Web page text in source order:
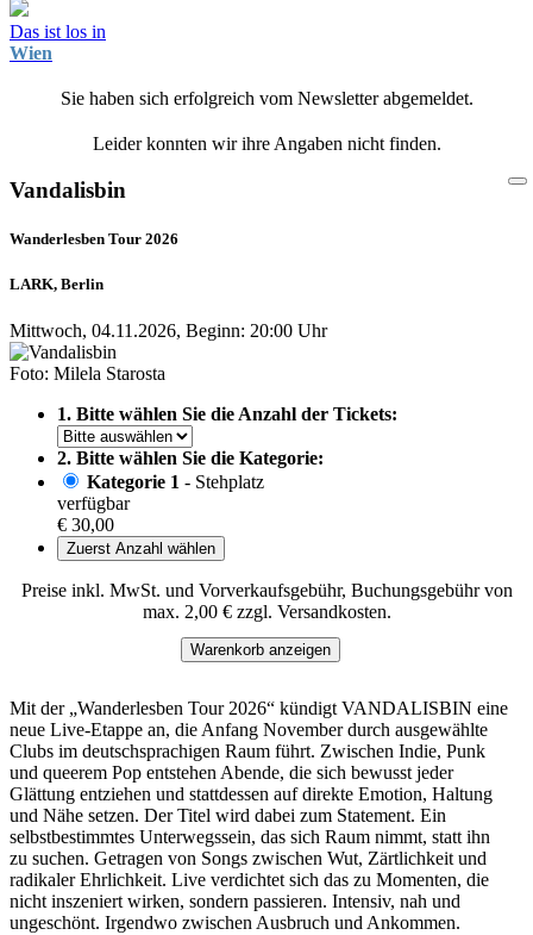
Das ist los in
Wien
Sie haben sich erfolgreich vom Newsletter abgemeldet.
Leider konnten wir ihre Angaben nicht finden.
Vandalisbin
Wanderlesben Tour 2026
LARK, Berlin
Mittwoch, 04.11.2026, Beginn: 20:00 Uhr
Foto: Milela Starosta
1. Bitte wählen Sie die Anzahl der Tickets:
2. Bitte wählen Sie die Kategorie:
Kategorie 1 - Stehplatz
verfügbar
€ 30,00
Zuerst Anzahl wählen
Preise inkl. MwSt. und Vorverkaufsgebühr, Buchungsgebühr von
max. 2,00 € zzgl. Versandkosten.
Warenkorb anzeigen
Mit der „Wanderlesben Tour 2026“ kündigt VANDALISBIN eine
neue Live-Etappe an, die Anfang November durch ausgewählte
Clubs im deutschsprachigen Raum führt. Zwischen Indie, Punk
und queerem Pop entstehen Abende, die sich bewusst jeder
Glättung entziehen und stattdessen auf direkte Emotion, Haltung
und Nähe setzen. Der Titel wird dabei zum Statement. Ein
selbstbestimmtes Unterwegssein, das sich Raum nimmt, statt ihn
zu suchen. Getragen von Songs zwischen Wut, Zärtlichkeit und
radikaler Ehrlichkeit. Live verdichtet sich das zu Momenten, die
nicht inszeniert wirken, sondern passieren. Intensiv, nah und
ungeschönt. Irgendwo zwischen Ausbruch und Ankommen.